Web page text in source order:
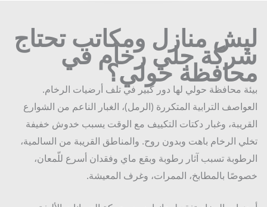
منازل ومكاتب تحتاج
جلي رخام في
حولي؟
محافظة حولي لها دور كبير في تلف أرضيات الرخام.
الترابية المتكررة (الرمل)، الغبار الناعم من الشوارع
وغبار دكتات التكييف مع الوقت يسبب خدوش خفيفة
الرخام باهت وبدون روح. والمناطق القريبة من السالمية،
تسبب آثار رطوبة وبقع ماي وفقدان أسرع للّمعان،
بالمطابخ، الممرات، وغرف المعيشة.